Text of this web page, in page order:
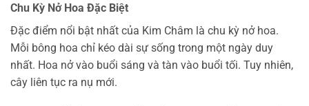
Chu Kỳ Nở Hoa Đặc Biệt
Đặc điểm nổi bật nhất của Kim Châm là chu kỳ nở hoa.
Mỗi bông hoa chỉ kéo dài sự sống trong một ngày duy
nhất. Hoa nở vào buổi sáng và tàn vào buổi tối. Tuy nhiên,
cây liên tục ra nụ mới.